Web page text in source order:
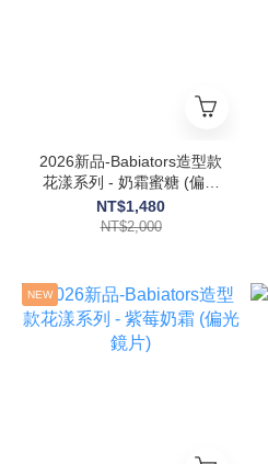
2026新品-Babiators造型款
花漾系列 - 奶霜蜜糖 (偏光
鏡片)
NT$1,480
NT$2,000
NEW